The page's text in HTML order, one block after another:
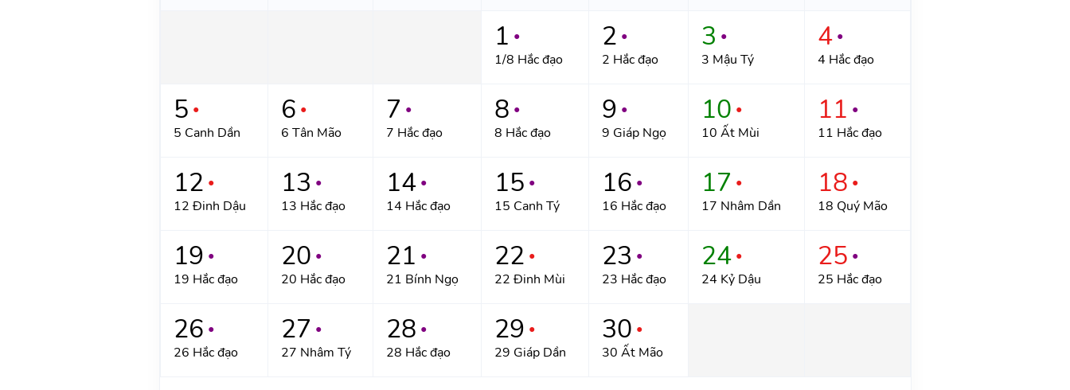
1 ●
1/8 Hắc đạo
2 ●
2 Hắc đạo
3 ●
3 Mậu Tý
4 ●
4 Hắc đạo
5 ●
5 Canh Dần
6 ●
6 Tân Mão
7 ●
7 Hắc đạo
8 ●
8 Hắc đạo
9 ●
9 Giáp Ngọ
10 ●
10 Ất Mùi
11 ●
11 Hắc đạo
12 ●
12 Đinh Dậu
13 ●
13 Hắc đạo
14 ●
14 Hắc đạo
15 ●
15 Canh Tý
16 ●
16 Hắc đạo
17 ●
17 Nhâm Dần
18 ●
18 Quý Mão
19 ●
19 Hắc đạo
20 ●
20 Hắc đạo
21 ●
21 Bính Ngọ
22 ●
22 Đinh Mùi
23 ●
23 Hắc đạo
24 ●
24 Kỷ Dậu
25 ●
25 Hắc đạo
26 ●
26 Hắc đạo
27 ●
27 Nhâm Tý
28 ●
28 Hắc đạo
29 ●
29 Giáp Dần
30 ●
30 Ất Mão